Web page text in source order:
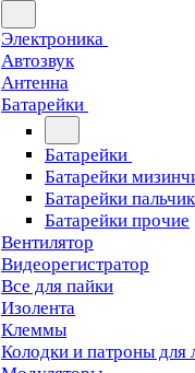
Электроника
Автозвук
Антенна
Батарейки
Батарейки
Батарейки
Батарейки
Батарейки прочие
Вентилятор
Видеорегистратор
Все для пайки
Изолента
Клеммы
Колодки и патроны для